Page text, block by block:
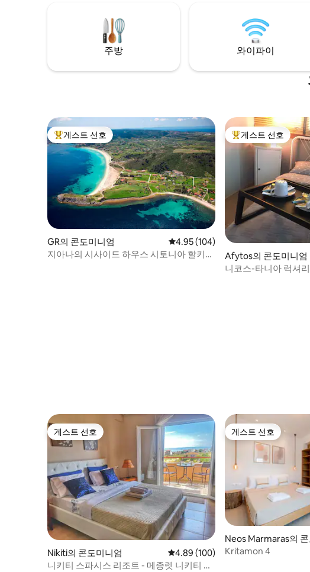
주방 와이파이
상위 게스트 선호
게스트 선호
GR의 콘도미니엄 평점 4.95점(5점 만점), 후기 104개
4.95 (104)
지아나의 시사이드 하우스 시토니아 할키디
상위 게스트 선호
게스트 선호
Afytos의 콘도미니엄
니코스-타니아 럭셔
게스트 선호
게스트 선호
Nikiti의 콘도미니엄 평점 4.89점(5점 만점), 후기 100개
4.89 (100)
니키티 스파시스 리조트 - 메종렛 니키티 빌
게스트 선호
게스트 선호
Neos Marmaras의
Kritamon 4